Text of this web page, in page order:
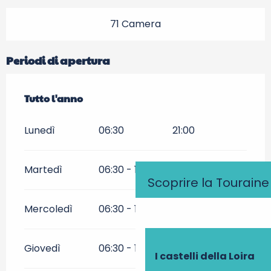
Scoprire la Touraine
I castelli della Loira
71 Camera
Periodi di apertura
Tutto l'anno
Tutto l'anno
Lunedì 06:30 21:00
Martedì 06:30 - 11:00
Mercoledì 06:30 - 11:00
Giovedì 06:30 - 11:00 17:00 - 21:00